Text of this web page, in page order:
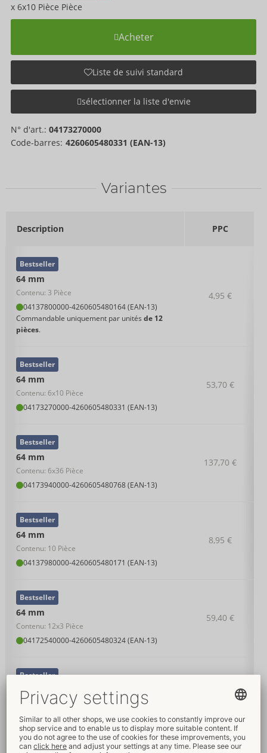
x 6x10 Pièce Pièce
Acheter
Liste de suivi standard
sélectionner la liste d'envie
N° d'art.: 04173270000
Code-barres: 4260605480331 (EAN-13)
Variantes
Description PPC
64 mm
Contenu: 3 Pièce
04137800000-4260605480164 (EAN-13)
Commandable uniquement par unités de 12
pièces.
Bestseller
4,95 €
64 mm
Contenu: 6x10 Pièce
04173270000-4260605480331 (EAN-13)
Bestseller
53,70 €
64 mm
Contenu: 6x36 Pièce
04173940000-4260605480768 (EAN-13)
Bestseller
137,70 €
64 mm
Contenu: 10 Pièce
04137980000-4260605480171 (EAN-13)
Bestseller
8,95 €
64 mm
Contenu: 12x3 Pièce
04172540000-4260605480324 (EAN-13)
Bestseller
59,40 €
64 mm
Contenu: 36 Pièce
04138010000-4260605480188 (EAN-13)
Bestseller